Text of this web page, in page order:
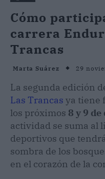
Cómo
carrera
Trancas
Marta Suárez 29
La segunda edición
Las Trancas ya tiene
los próximos 8 y 9
actividad se suma al
deportivos que
sombra de los
en el corazón de la